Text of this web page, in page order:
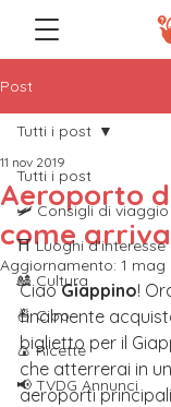
Post
Tutti i post
🛩️ Consigli di viaggio
⛩️ Luoghi d'interesse
🎎 Cultura
🍜 Cibo
🍙 Ricette
📢 TVDG Annunci
Tutti i post
Aeroporto
come
11 nov 2019
Aggiornamento: 1 mag
Ciao Giappino!
finalmente
biglietto per il
che atterrerai in
aeroporti